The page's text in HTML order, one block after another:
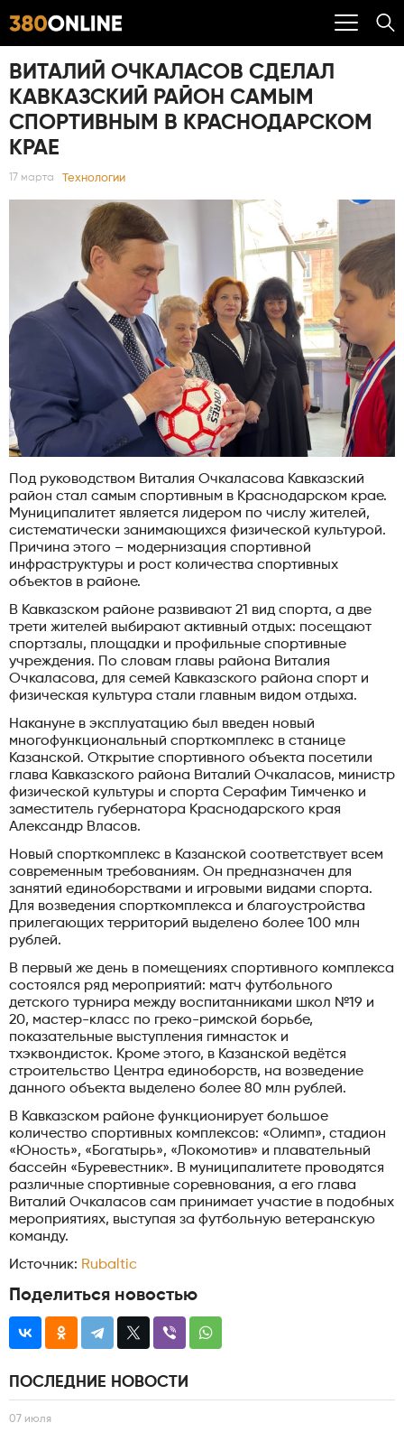
ВИТАЛИЙ ОЧКАЛАСОВ СДЕЛАЛ
КАВКАЗСКИЙ РАЙОН САМЫМ
СПОРТИВНЫМ В КРАСНОДАРСКОМ
КРАЕ
17 марта Технологии
Под руководством Виталия Очкаласова Кавказский
район стал самым спортивным в Краснодарском крае.
Муниципалитет является лидером по числу жителей,
систематически занимающихся физической культурой.
Причина этого – модернизация спортивной
инфраструктуры и рост количества спортивных
объектов в районе.
В Кавказском районе развивают 21 вид спорта, а две
трети жителей выбирают активный отдых: посещают
спортзалы, площадки и профильные спортивные
учреждения. По словам главы района Виталия
Очкаласова, для семей Кавказского района спорт и
физическая культура стали главным видом отдыха.
Накануне в эксплуатацию был введен новый
многофункциональный спорткомплекс в станице
Казанской. Открытие спортивного объекта посетили
глава Кавказского района Виталий Очкаласов, министр
физической культуры и спорта Серафим Тимченко и
заместитель губернатора Краснодарского края
Александр Власов.
Новый спорткомплекс в Казанской соответствует всем
современным требованиям. Он предназначен для
занятий единоборствами и игровыми видами спорта.
Для возведения спорткомплекса и благоустройства
прилегающих территорий выделено более 100 млн
рублей.
В первый же день в помещениях спортивного комплекса
состоялся ряд мероприятий: матч футбольного
детского турнира между воспитанниками школ №19 и
20, мастер-класс по греко-римской борьбе,
показательные выступления гимнасток и
тхэквондисток. Кроме этого, в Казанской ведётся
строительство Центра единоборств, на возведение
данного объекта выделено более 80 млн рублей.
В Кавказском районе функционирует большое
количество спортивных комплексов: «Олимп», стадион
«Юность», «Богатырь», «Локомотив» и плавательный
бассейн «Буревестник». В муниципалитете проводятся
различные спортивные соревнования, а его глава
Виталий Очкаласов сам принимает участие в подобных
мероприятиях, выступая за футбольную ветеранскую
команду.
Источник: Rubaltic
Поделиться новостью
ПОСЛЕДНИЕ НОВОСТИ
07 июля